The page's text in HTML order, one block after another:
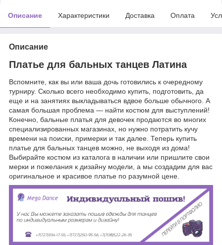
Описание Характеристики Доставка Оплата
Описание
Платье для бальных танцев Латина
Вспомните, как вы или ваша дочь готовились к очередному
турниру. Сколько всего необходимо купить, подготовить, да
еще и на занятиях выкладываться вдвое больше обычного. А
самая большая проблема — найти костюм для выступлений!
Конечно, бальные платья для девочек продаются во многих
специализированных магазинах, но нужно потратить кучу
времени на поиски, примерки и так далее. Теперь купить
платье для бальных танцев можно, не выходя из дома!
Выбирайте костюм из каталога в наличии или пришлите свои
мерки и пожелания к дизайну модели, а мы создадим для вас
оригинальное и красивое платье по разумной цене.